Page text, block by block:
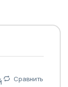
Сравнить